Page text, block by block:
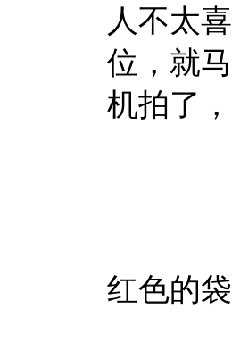
人不太
位，就
机拍了
红色的